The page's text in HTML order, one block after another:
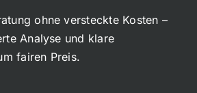
ohne versteckte Kosten –
Analyse und klare
fairen Preis.